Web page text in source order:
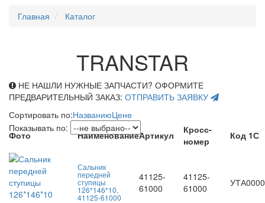
Главная
Каталог
TRANSTAR
НЕ НАШЛИ НУЖНЫЕ ЗАПЧАСТИ? ОФОРМИТЕ
ПРЕДВАРИТЕЛЬНЫЙ ЗАКАЗ: ОТПРАВИТЬ ЗАЯВКУ
Сортировать по:НазваниюЦене
Показывать по:
Фото НаименованиеАртикул
Кросс-
номер
Код 1С
Сальник
передней
ступицы
126*146*10,
41125-61000
41125-
61000
41125-
61000